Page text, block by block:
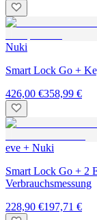
Nuki
Smart Lock Go +
426,00 €358,99 €
eve + Nuki
Smart Lock Go + 2
Verbrauchsmessung
228,90 €197,71 €